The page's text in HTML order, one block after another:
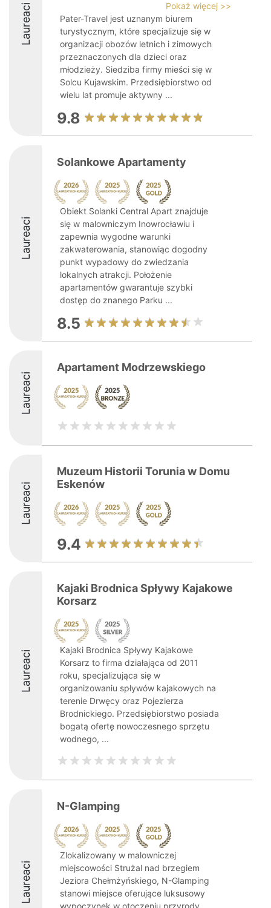
Laureaci
Pokaż więcej >>
Pater-Travel jest uznanym biurem
turystycznym, które specjalizuje się w
organizacji obozów letnich i zimowych
przeznaczonych dla dzieci oraz
młodzieży. Siedziba firmy mieści się w
Solcu Kujawskim. Przedsiębiorstwo od
wielu lat promuje aktywny ...
9.8
Laureaci
Solankowe Apartamenty
Obiekt Solanki Central Apart znajduje
się w malowniczym Inowrocławiu i
zapewnia wygodne warunki
zakwaterowania, stanowiąc dogodny
punkt wypadowy do zwiedzania
lokalnych atrakcji. Położenie
apartamentów gwarantuje szybki
dostęp do znanego Parku ...
8.5
Laureaci
Apartament Modrzewskiego
Laureaci
Muzeum Historii Torunia w Domu
Eskenów
9.4
Laureaci
Kajaki Brodnica Spływy Kajakowe
Korsarz
Kajaki Brodnica Spływy Kajakowe
Korsarz to firma działająca od 2011
roku, specjalizująca się w
organizowaniu spływów kajakowych na
terenie Drwęcy oraz Pojezierza
Brodnickiego. Przedsiębiorstwo posiada
bogatą ofertę nowoczesnego sprzętu
wodnego, ...
Laureaci
N-Glamping
Zlokalizowany w malowniczej
miejscowości Strużal nad brzegiem
Jeziora Chełmżyńskiego, N-Glamping
stanowi miejsce oferujące luksusowy
wypoczynek w otoczeniu przyrody.